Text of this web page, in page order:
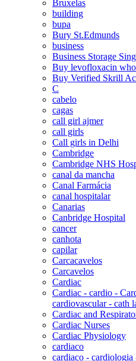
Bruxelas
building
bupa
Bury St.Edmunds
business
Business Storage
Buy levofloxacin
Buy Verified Skrill
C
cabelo
cagas
call girl ajmer
call girls
Call girls in Delhi
Cambridge
Cambridge NHS
canal da mancha
Canal Farmácia
canal hospitalar
Canarias
Canbridge Hospital
cancer
canhota
capilar
Carcacavelos
Carcavelos
Cardiac
Cardiac - cardio -
cardiovascular - cath
Cardiac and
Cardiac Nurses
Cardiac Physiology
cardiaco
cardiaco - cardiologia